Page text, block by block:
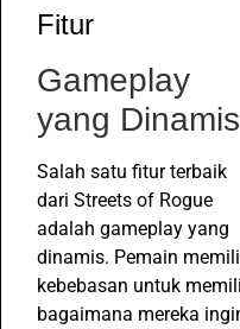
Fitur
Gameplay
yang Dinamis
Salah satu fitur terbaik
dari Streets of Rogue
adalah gameplay yang
dinamis. Pemain
kebebasan untuk
bagaimana mereka